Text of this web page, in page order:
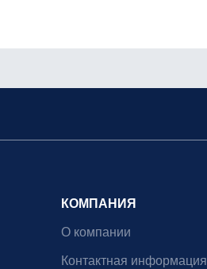
КОМПАНИЯ
О компании
Контактная информация